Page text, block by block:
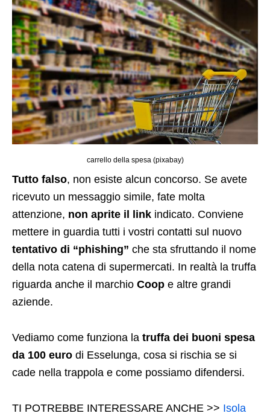
carrello della spesa (pixabay)
Tutto falso, non esiste alcun concorso. Se avete
ricevuto un messaggio simile, fate molta
attenzione, non aprite il link indicato. Conviene
mettere in guardia tutti i vostri contatti sul nuovo
tentativo di “phishing” che sta sfruttando il nome
della nota catena di supermercati. In realtà la truffa
riguarda anche il marchio Coop e altre grandi
aziende.
Vediamo come funziona la truffa dei buoni spesa
da 100 euro di Esselunga, cosa si rischia se si
cade nella trappola e come possiamo difendersi.
TI POTREBBE INTERESSARE ANCHE >> Isola